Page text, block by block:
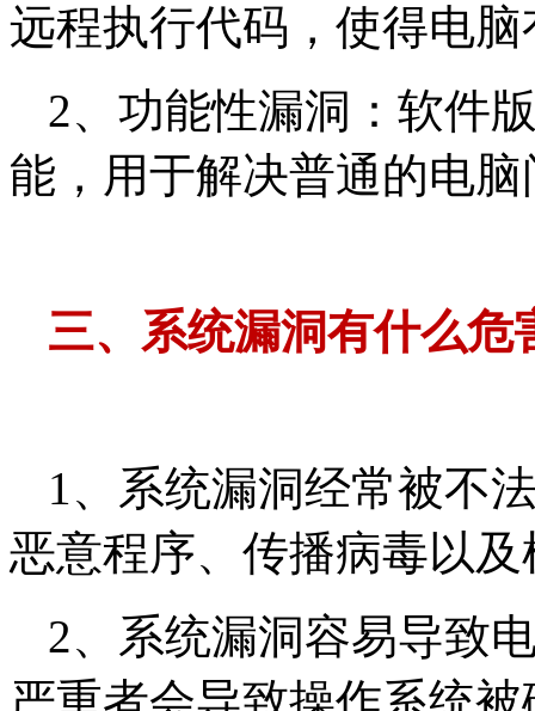
远程执行代码，使得电
2、功能性漏洞：软件
能，用于解决普通的电
三、 系统漏洞有什么危
1、系统漏洞经常被不
恶意程序、传播病毒以
2、系统漏洞容易导致